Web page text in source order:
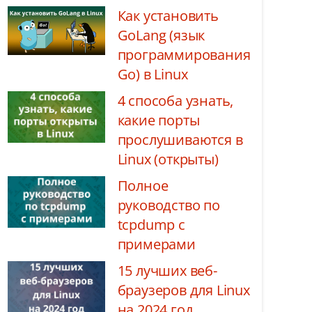
Как установить
GoLang (язык
программирования
Go) в Linux
4 способа узнать,
какие порты
прослушиваются в
Linux (открыты)
Полное
руководство по
tcpdump с
примерами
15 лучших веб-
браузеров для Linux